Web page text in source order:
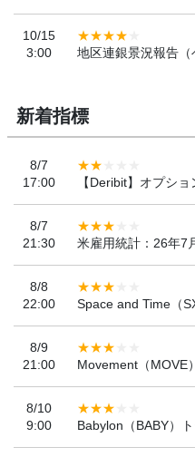
10/15
3:00
地区連銀景況報告（
新着指標
8/7
17:00
【Deribit】オプシ
8/7
21:30
米雇用統計：26年7
8/8
22:00
Space and Time（
8/9
21:00
Movement（MOVE
8/10
9:00
Babylon（BABY）